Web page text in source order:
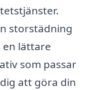
storstädning
en lättare
som passar
att göra din